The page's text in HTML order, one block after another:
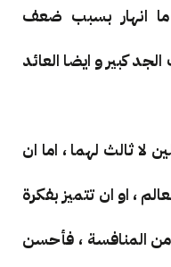
ما انهار بسبب ضعف
كبير و ايضا العائد
ثالث لهما ، اما ان
، او ان تتميز بفكرة
من المنافسة ، فأحسن